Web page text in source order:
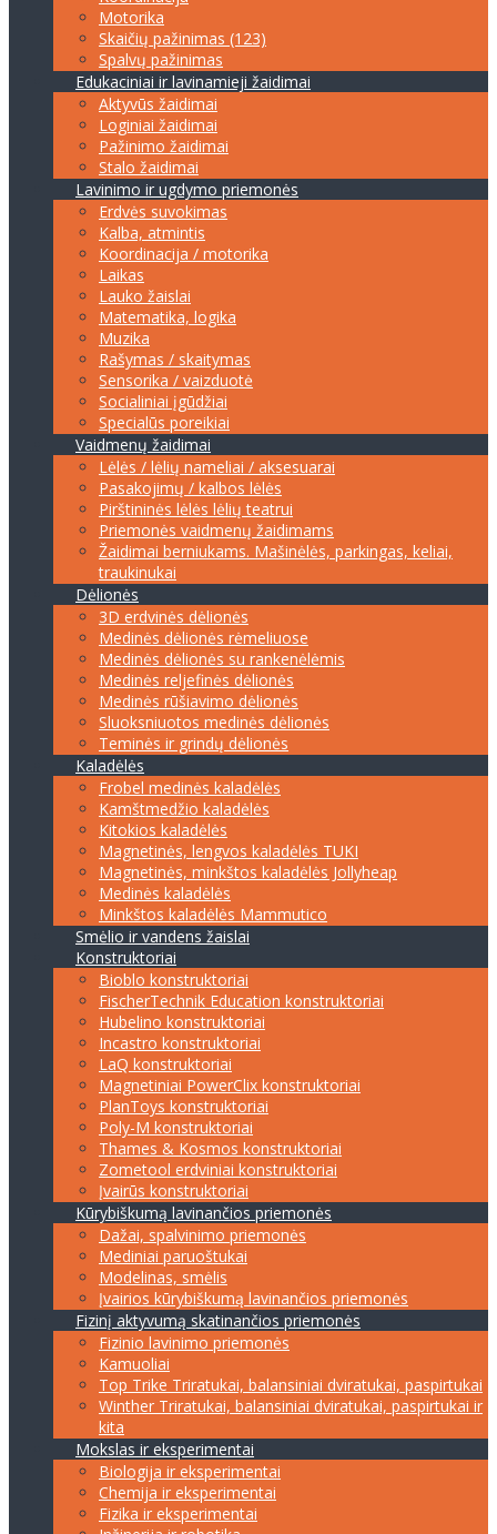
Motorika
Skaičių pažinimas (123)
Spalvų pažinimas
Edukaciniai ir lavinamieji žaidimai
Aktyvūs žaidimai
Loginiai žaidimai
Pažinimo žaidimai
Stalo žaidimai
Lavinimo ir ugdymo priemonės
Erdvės suvokimas
Kalba, atmintis
Koordinacija / motorika
Laikas
Lauko žaislai
Matematika, logika
Muzika
Rašymas / skaitymas
Sensorika / vaizduotė
Socialiniai įgūdžiai
Specialūs poreikiai
Vaidmenų žaidimai
Lėlės / lėlių nameliai / aksesuarai
Pasakojimų / kalbos lėlės
Pirštininės lėlės lėlių teatrui
Priemonės vaidmenų žaidimams
Žaidimai berniukams. Mašinėlės, parkingas, keliai,
traukinukai
Dėlionės
3D erdvinės dėlionės
Medinės dėlionės rėmeliuose
Medinės dėlionės su rankenėlėmis
Medinės reljefinės dėlionės
Medinės rūšiavimo dėlionės
Sluoksniuotos medinės dėlionės
Teminės ir grindų dėlionės
Kaladėlės
Frobel medinės kaladėlės
Kamštmedžio kaladėlės
Kitokios kaladėlės
Magnetinės, lengvos kaladėlės TUKI
Magnetinės, minkštos kaladėlės Jollyheap
Medinės kaladėlės
Minkštos kaladėlės Mammutico
Smėlio ir vandens žaislai
Konstruktoriai
Bioblo konstruktoriai
FischerTechnik Education konstruktoriai
Hubelino konstruktoriai
Incastro konstruktoriai
LaQ konstruktoriai
Magnetiniai PowerClix konstruktoriai
PlanToys konstruktoriai
Poly-M konstruktoriai
Thames & Kosmos konstruktoriai
Zometool erdviniai konstruktoriai
Įvairūs konstruktoriai
Kūrybiškumą lavinančios priemonės
Dažai, spalvinimo priemonės
Mediniai paruoštukai
Modelinas, smėlis
Įvairios kūrybiškumą lavinančios priemonės
Fizinį aktyvumą skatinančios priemonės
Fizinio lavinimo priemonės
Kamuoliai
Top Trike Triratukai, balansiniai dviratukai, paspirtukai
Winther Triratukai, balansiniai dviratukai, paspirtukai ir
kita
Mokslas ir eksperimentai
Biologija ir eksperimentai
Chemija ir eksperimentai
Fizika ir eksperimentai